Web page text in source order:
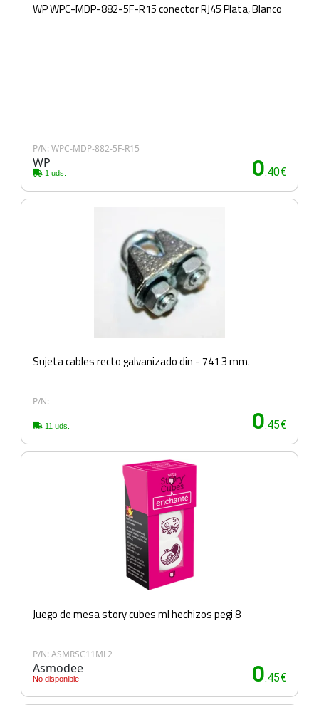
WP WPC-MDP-882-5F-R15 conector RJ45 Plata, Blanco
P/N: WPC-MDP-882-5F-R15
WP
1 uds. 0.40€
Sujeta cables recto galvanizado din - 741 3 mm.
P/N:
11 uds. 0.45€
Juego de mesa story cubes ml hechizos pegi 8
P/N: ASMRSC11ML2
Asmodee
No disponible 0.45€